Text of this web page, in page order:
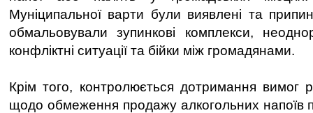
Муніципальної варти були виявлені та
обмальовували зупинкові комплекси,
конфліктні ситуації та бійки між громадянами.
Крім того, контролюється дотримання вимог
щодо обмеження продажу алкогольних напоїв